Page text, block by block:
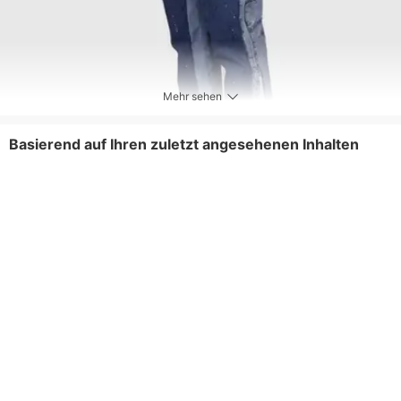
Mehr sehen
Basierend auf Ihren zuletzt angesehenen Inhalten